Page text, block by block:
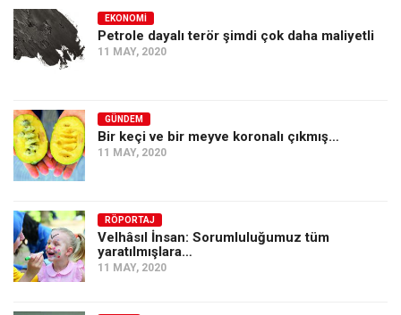
EKONOMI
Petrole dayalı terör şimdi çok daha maliyetli
11 MAY, 2020
GÜNDEM
Bir keçi ve bir meyve koronalı çıkmış…
11 MAY, 2020
RÖPORTAJ
Velhâsıl İnsan: Sorumluluğumuz tüm
yaratılmışlara…
11 MAY, 2020